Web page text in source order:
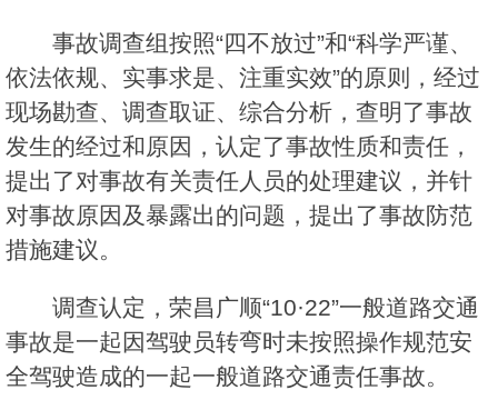
事故调查组按照“四不放过”和“科学严谨、
依法依规、实事求是、注重实效”的原则，经过
现场勘查、调查取证、综合分析，查明了事故
发生的经过和原因，认定了事故性质和责任，
提出了对事故有关责任人员的处理建议，并针
对事故原因及暴露出的问题，提出了事故防范
措施建议。
调查认定，荣昌广顺“10·22”一般道路交通
事故是一起因驾驶员转弯时未按照操作规范安
全驾驶造成的一起一般道路交通责任事故。